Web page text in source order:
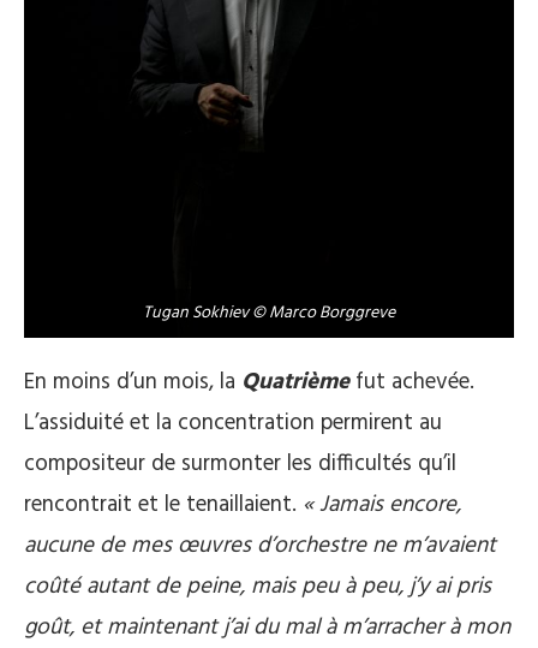
Tugan Sokhiev © Marco Borggreve
En moins d’un mois, la Quatrièmefut achevée.
L’assiduité et la concentration permirent au
compositeur de surmonter les difficultés qu’il
rencontrait et le tenaillaient. « Jamais encore,
aucune de mes œuvres d’orchestre ne m’avaient
coûté autant de peine, mais peu à peu, j’y ai pris
goût, et maintenant j’ai du mal à m’arracher à mon